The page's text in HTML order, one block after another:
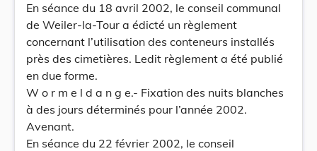
En séance du 18 avril 2002, le conseil communal
de Weiler-la-Tour a édicté un règlement
concernant l’utilisation des conteneurs installés
près des cimetières. Ledit règlement a été publié
en due forme.
W o r m e l d a n g e.- Fixation des nuits blanches
à des jours déterminés pour l’année 2002.
Avenant.
En séance du 22 février 2002, le conseil